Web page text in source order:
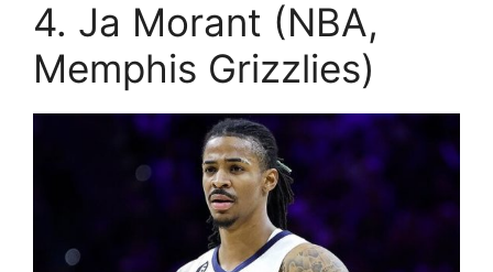
4. Ja Morant (NBA,
Memphis Grizzlies)